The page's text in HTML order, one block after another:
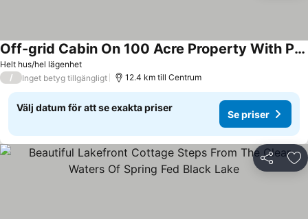
Helt hus/hel lägenhet
Off-grid Cabin On 100 Acre Property With Private Lakefront Access
/ Inget betyg tillgängligt 12.4 km till Centrum
Välj datum för att se exakta priser
Se priser
Dela